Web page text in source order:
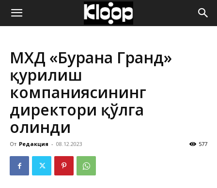
ҚИРҒИЗИСТОН
ЯНГИЛИКЛАРИ
МХДҚ «Бурана Гранд»
қурилиш
компаниясининг
директори қўлга
олинди
От Редакция - 08.12.2023 577